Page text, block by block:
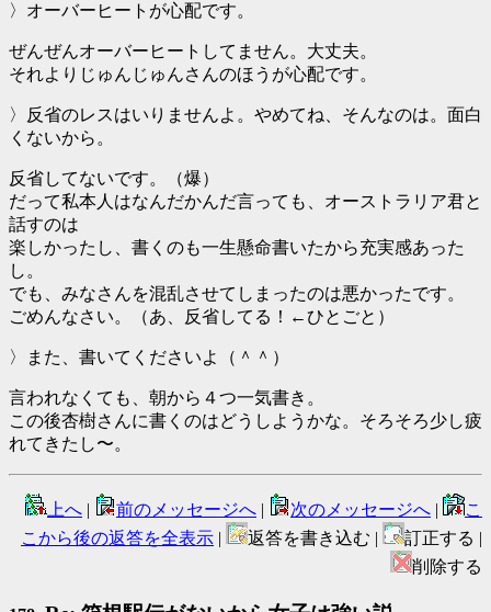
〉オーバーヒートが心配です。
ぜんぜんオーバーヒートしてません。大丈夫。
それよりじゅんじゅんさんのほうが心配です。
〉反省のレスはいりませんよ。やめてね、そんなのは。面白
くないから。
反省してないです。（爆）
だって私本人はなんだかんだ言っても、オーストラリア君と
話すのは
楽しかったし、書くのも一生懸命書いたから充実感あった
し。
でも、みなさんを混乱させてしまったのは悪かったです。
ごめんなさい。（あ、反省してる！←ひとごと）
〉また、書いてくださいよ（＾＾）
言われなくても、朝から４つ一気書き。
この後杏樹さんに書くのはどうしようかな。そろそろ少し疲
れてきたし〜。
上へ | 前のメッセージへ | 次のメッセージへ |
こ
こから後の返答を全表示 | 返答を書き込む |
訂正する |
削除する